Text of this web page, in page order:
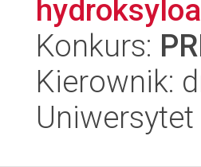
Konkurs:
Kierownik:
Uniwersytet